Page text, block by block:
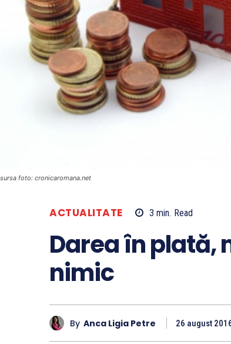
sursa foto: cronicaromana.net
ACTUALITATE 3 min. Read
Darea în plată,
nimic
By Anca Ligia Petre 26 august